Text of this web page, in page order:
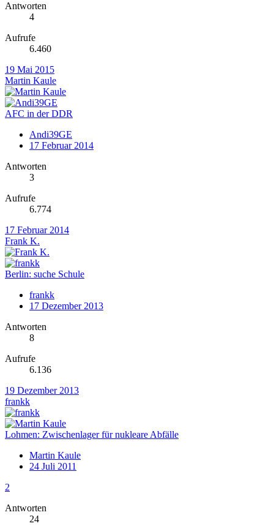
Antworten
4
Aufrufe
6.460
19 Mai 2015
Martin Kaule
AFC in der DDR
Andi39GE
17 Februar 2014
Antworten
3
Aufrufe
6.774
17 Februar 2014
Frank K.
Berlin: suche Schule
frankk
17 Dezember 2013
Antworten
8
Aufrufe
6.136
19 Dezember 2013
frankk
Lohmen: Zwischenlager für nukleare Abfälle
Martin Kaule
24 Juli 2011
2
Antworten
24